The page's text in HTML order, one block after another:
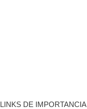
LINKS DE IMPORTANCIA